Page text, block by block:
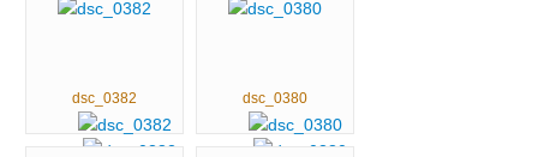
dsc_0382 dsc_0380